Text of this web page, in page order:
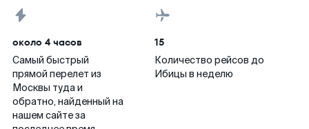
около 4 часов
Самый быстрый
прямой перелет из
Москвы туда и
обратно, найденный на
нашем сайте за
15
Количество рейсов до
Ибицы в неделю